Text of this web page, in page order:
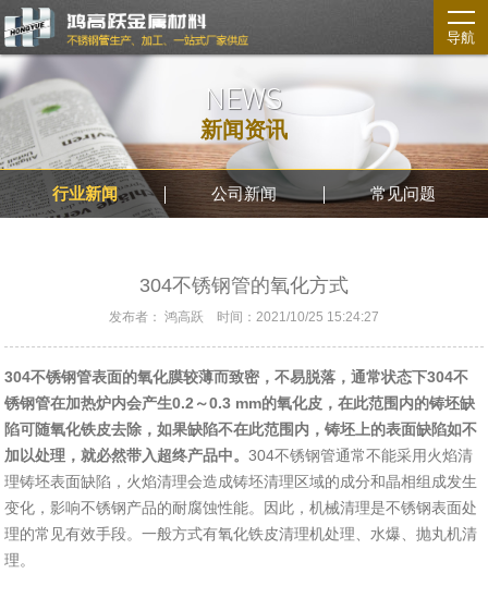
导航
NEWS
新闻资讯
行业新闻 公司新闻 常见问题
304不锈钢管的氧化方式
发布者： 鸿高跃 时间：2021/10/25 15:24:27
304不锈钢管表面的氧化膜较薄而致密，不易脱落，通常状态下304不
锈钢管在加热炉内会产生0.2～0.3 mm的氧化皮，在此范围内的铸坯缺
陷可随氧化铁皮去除，如果缺陷不在此范围内，铸坯上的表面缺陷如不
加以处理，就必然带入超终产品中。304不锈钢管通常不能采用火焰清
理铸坯表面缺陷，火焰清理会造成铸坯清理区域的成分和晶相组成发生
变化，影响不锈钢产品的耐腐蚀性能。因此，机械清理是不锈钢表面处
理的常见有效手段。一般方式有氧化铁皮清理机处理、水爆、抛丸机清
理。